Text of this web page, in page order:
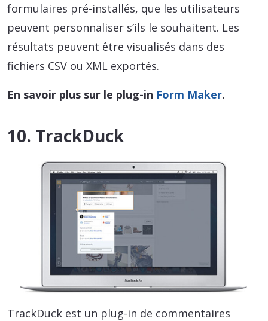
formulaires pré-installés, que les utilisateurs
peuvent personnaliser s’ils le souhaitent. Les
résultats peuvent être visualisés dans des
fichiers CSV ou XML exportés.
En savoir plus sur le plug-in Form Maker.
10. TrackDuck
TrackDuck est un plug-in de commentaires